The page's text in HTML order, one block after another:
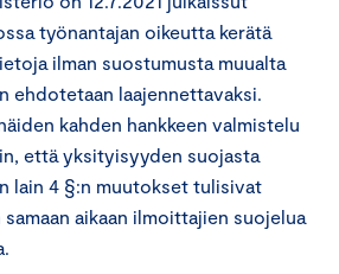
työnantajan oikeutta kerätä
ilman suostumusta muualta
ehdotetaan laajennettavaksi.
kahden hankkeen valmistelu
että yksityisyyden suojasta
lain 4 §:n muutokset tulisivat
aikaan ilmoittajien suojelua